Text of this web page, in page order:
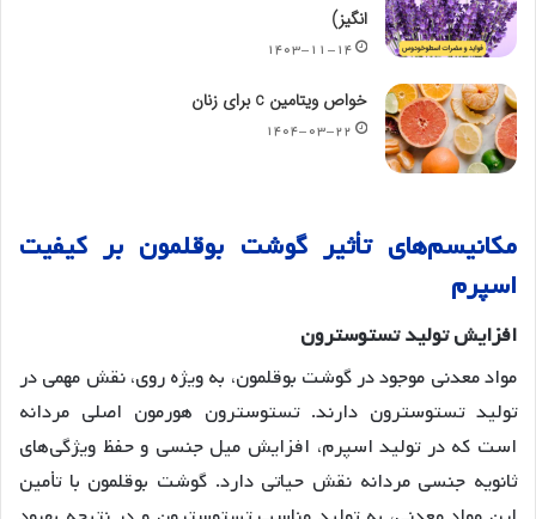
انگیز)
۱۴۰۳-۱۱-۱۴
خواص ویتامین c برای زنان
۱۴۰۴-۰۳-۲۲
مکانیسمهای تأثیر گوشت بوقلمون بر کیفیت
اسپرم
افزایشتولیدتستوسترون
مواد معدنی موجود در گوشت بوقلمون، به ویژه روی، نقش مهمی در
تولید تستوسترون دارند. تستوسترون هورمون اصلی مردانه
است که در تولید اسپرم، افزایش میل جنسی و حفظ ویژگی‌های
ثانویه جنسی مردانه نقش حیاتی دارد. گوشت بوقلمون با تأمین